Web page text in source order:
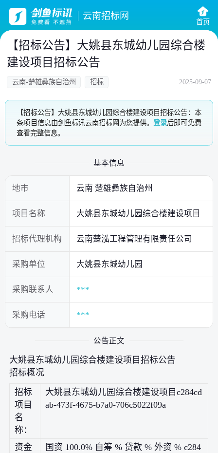
云南招标网
首页
【招标公告】大姚县东城幼儿园综合楼
建设项目招标公告
云南-楚雄彝族自治州 招标 2025-09-07
【招标公告】大姚县东城幼儿园综合楼建设项目招标公告：本
条项目信息由剑鱼标讯云南招标网为您提供。登录后即可免费
查看完整信息。
基本信息
地市 云南 楚雄彝族自治州
项目名称 大姚县东城幼儿园综合楼建设项目
招标代理机构 云南楚泓工程管理有限责任公司
采购单位 大姚县东城幼儿园
采购联系人 ***
采购电话 ***
公告正文
大姚县东城幼儿园综合楼建设项目招标公告
招标概况
招标
项目
名
称：
大姚县东城幼儿园综合楼建设项目c284cd
ab-473f-4675-b7a0-706c5022f09a
资金
国资 100.0% 自筹 % 贷款 % 外资 % c284